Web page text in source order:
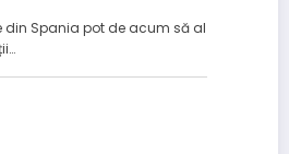
din Spania pot de acum să al